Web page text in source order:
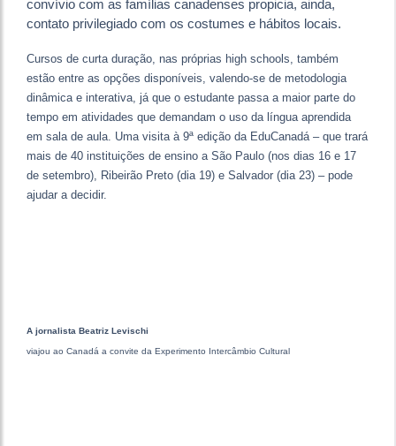
convívio com as famílias canadenses propicia, ainda,
contato privilegiado com os costumes e hábitos locais.
Cursos de curta duração, nas próprias high schools, também
estão entre as opções disponíveis, valendo-se de metodologia
dinâmica e interativa, já que o estudante passa a maior parte do
tempo em atividades que demandam o uso da língua aprendida
em sala de aula. Uma visita à 9ª edição da EduCanadá – que trará
mais de 40 instituições de ensino a São Paulo (nos dias 16 e 17
de setembro), Ribeirão Preto (dia 19) e Salvador (dia 23) – pode
ajudar a decidir.
A jornalista Beatriz Levischi
viajou ao Canadá a convite da Experimento Intercâmbio Cultural